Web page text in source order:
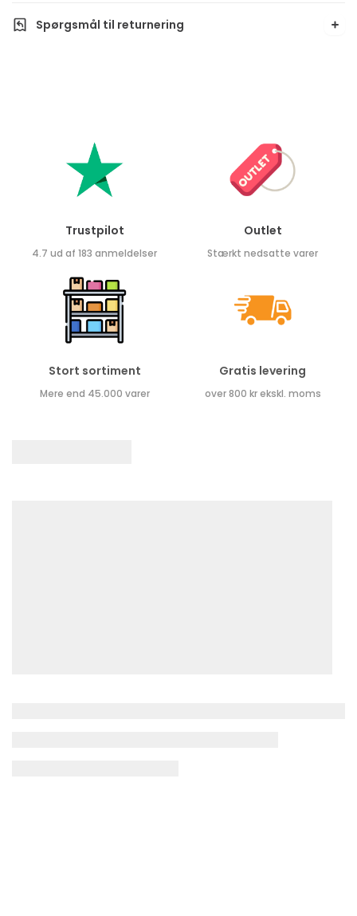
Spørgsmål til returnering
Trustpilot
4.7 ud af 183 anmeldelser
Outlet
Stærkt nedsatte varer
Stort sortiment
Mere end 45.000 varer
Gratis levering
over 800 kr ekskl. moms